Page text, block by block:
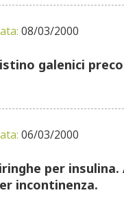
08/03/2000
galenici
06/03/2000
per
incontinenza.